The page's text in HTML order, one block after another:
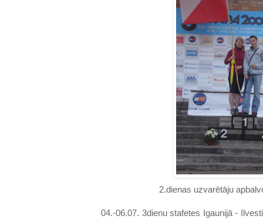
2.dienas uzvarētāju
04.-06.07. 3dienu stafetes Igaunijā -